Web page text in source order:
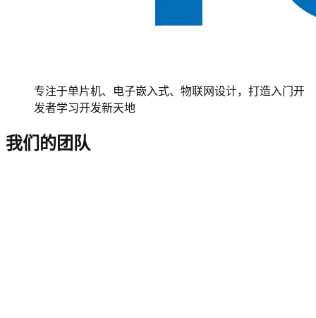
专注于单片机、电子嵌入式、物联网设计，打造入门开
发者学习开发新天地
我们的团队